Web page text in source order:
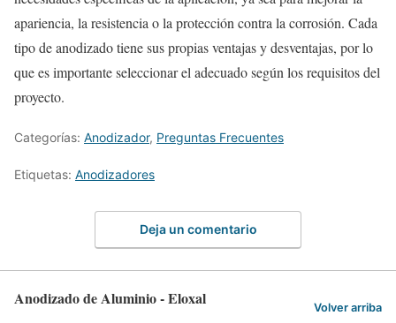
apariencia, la resistencia o la protección contra la corrosión. Cada
tipo de anodizado tiene sus propias ventajas y desventajas, por lo
que es importante seleccionar el adecuado según los requisitos del
proyecto.
Categorías: Anodizador, Preguntas Frecuentes
Etiquetas: Anodizadores
Deja un comentario
Anodizado de Aluminio - Eloxal Volver arriba